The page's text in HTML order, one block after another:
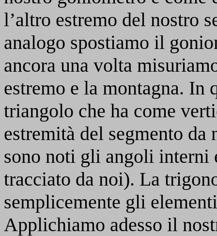
l’altro estremo del nostro
analogo spostiamo il
ancora una volta
estremo e la montagna. In
triangolo che ha come
estremità del segmento
sono noti gli angoli interni
tracciato da noi). La
semplicemente gli
Applichiamo adesso il